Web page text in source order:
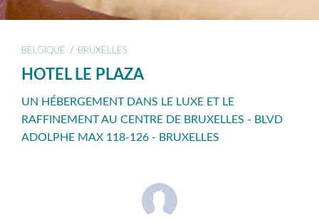
BELGIQUE / BRUXELLES
HOTEL LE PLAZA
UN HÉBERGEMENT DANS LE LUXE ET LE
RAFFINEMENT AU CENTRE DE BRUXELLES - BLVD
ADOLPHE MAX 118-126 - BRUXELLES